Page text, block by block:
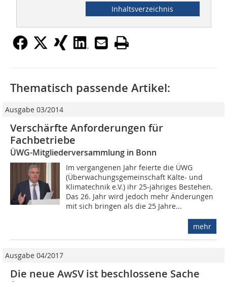
Inhaltsverzeichnis
Thematisch passende Artikel:
Ausgabe 03/2014
Verschärfte Anforderungen für
Fachbetriebe
ÜWG-Mitgliederversammlung in Bonn
Im vergangenen Jahr feierte die ÜWG
(Überwachungsgemeinschaft Kälte- und
Klimatechnik e.V.) ihr 25-jähriges Bestehen.
Das 26. Jahr wird jedoch mehr Änderungen
mit sich bringen als die 25 Jahre...
mehr
Ausgabe 04/2017
Die neue AwSV ist beschlossene Sache